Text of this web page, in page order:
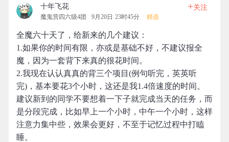
十年飞花
魔鬼营四六级4团 9月20日 23时45分 精选
+关注
全魔六十天了，给新来的几个建议：
1.如果你的时间有限，亦或是基础不好，不建议报全
魔，因为一套背下来真的很花时间。
2.我现在认认真真的背三个项目(例句听完，英英听
完)，基本要花3个小时，这还是我1.4倍速度的时间。
建议新到的同学不要想着一下子就完成当天的任务，而
是分段完成，比如早上一个小时，中午一个小时，这样
注意力集中些，效果会更好，不至于记忆过程中打瞌
睡。